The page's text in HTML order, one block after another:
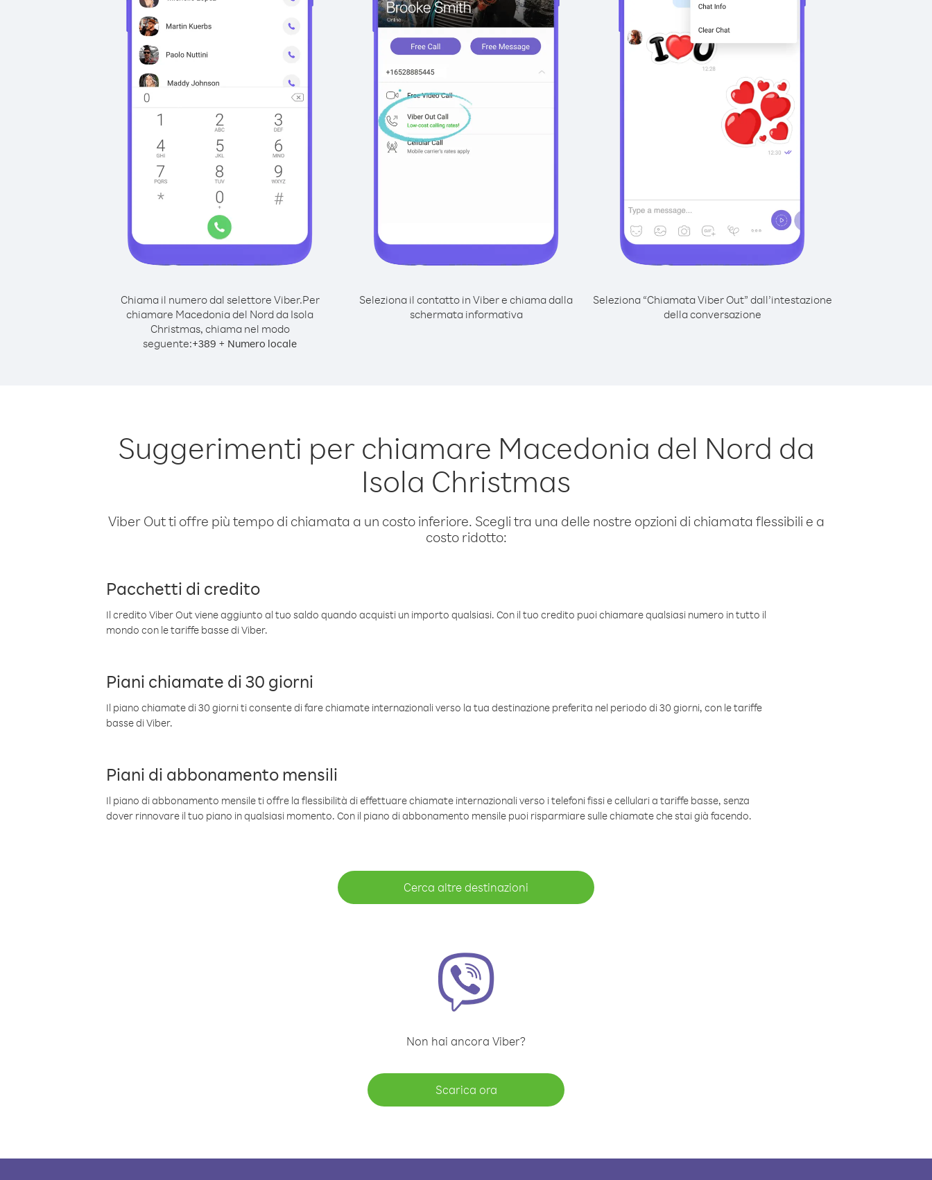
Chiama il numero dal selettore Viber.Per
chiamare Macedonia del Nord da Isola
Christmas, chiama nel modo
seguente:+389 + Numero locale
Seleziona il contatto in Viber e chiama dalla
schermata informativa
Seleziona “Chiamata Viber Out” dall’intestazione
della conversazione
Suggerimenti per chiamare Macedonia del Nord da
Isola Christmas
Viber Out ti offre più tempo di chiamata a un costo inferiore. Scegli tra una delle nostre opzioni di chiamata flessibili e a
costo ridotto:
Pacchetti di credito
Il credito Viber Out viene aggiunto al tuo saldo quando acquisti un importo qualsiasi. Con il tuo credito puoi chiamare qualsiasi numero in tutto il
mondo con le tariffe basse di Viber.
Piani chiamate di 30 giorni
Il piano chiamate di 30 giorni ti consente di fare chiamate internazionali verso la tua destinazione preferita nel periodo di 30 giorni, con le tariffe
basse di Viber.
Piani di abbonamento mensili
Il piano di abbonamento mensile ti offre la flessibilità di effettuare chiamate internazionali verso i telefoni fissi e cellulari a tariffe basse, senza
dover rinnovare il tuo piano in qualsiasi momento. Con il piano di abbonamento mensile puoi risparmiare sulle chiamate che stai già facendo.
Cerca altre destinazioni
Non hai ancora Viber?
Scarica ora